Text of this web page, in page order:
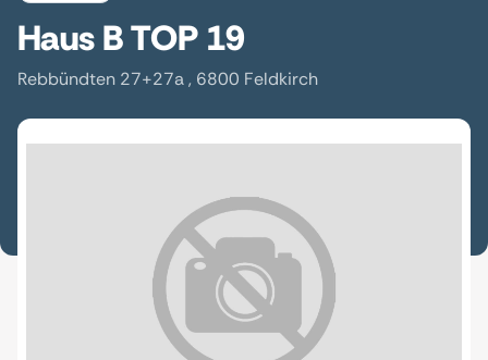
Haus B TOP 19
Rebbündten 27+27a , 6800 Feldkirch